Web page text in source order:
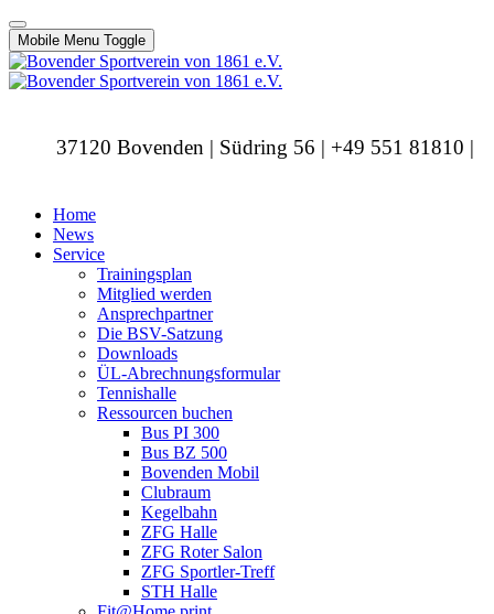
Mobile Menu Toggle
37120 Bovenden | Südring 56 | +49 551 81810 |
Home
News
Service
Trainingsplan
Mitglied werden
Ansprechpartner
Die BSV-Satzung
Downloads
ÜL-Abrechnungsformular
Tennishalle
Ressourcen buchen
Bus PI 300
Bus BZ 500
Bovenden Mobil
Clubraum
Kegelbahn
ZFG Halle
ZFG Roter Salon
ZFG Sportler-Treff
STH Halle